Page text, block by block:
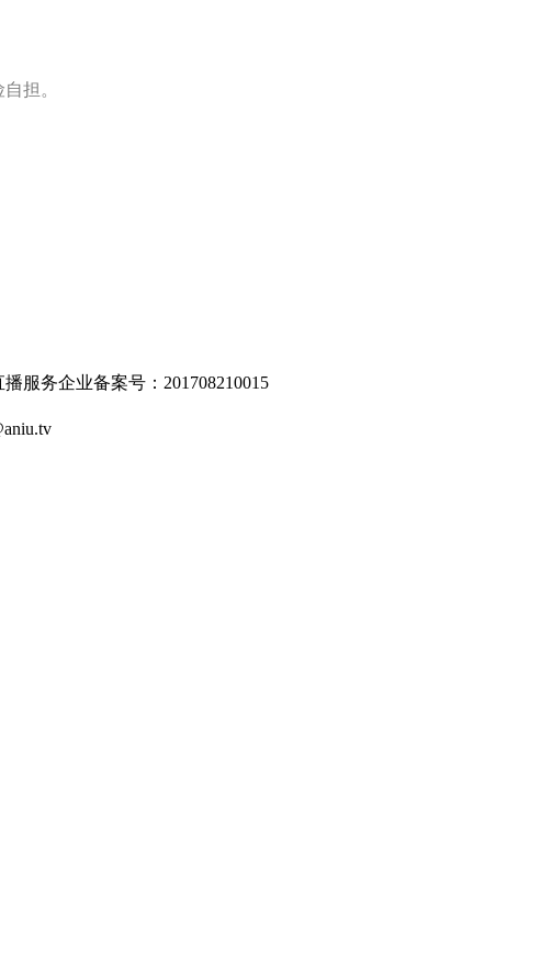
担。
服务企业备案号：201708210015